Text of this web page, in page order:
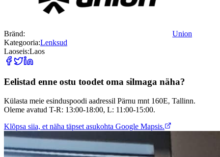
Bränd:
Union
Kategooria:Lenksud
Laoseis:Laos
Eelistad enne ostu toodet oma silmaga näha?
Külasta meie esinduspoodi aadressil Pärnu mnt 160E, Tallinn.
Oleme avatud T-R: 13:00-18:00, L: 11:00-15:00.
Klõpsa siia, et näha täpset asukohta Google Mapsis.